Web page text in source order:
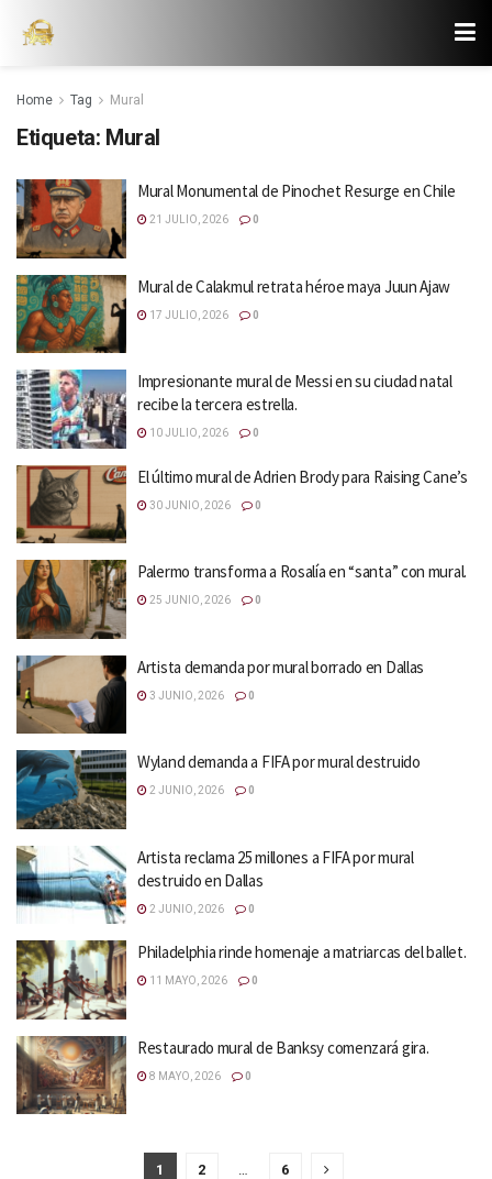
Home Tag Mural
Etiqueta: Mural
Mural Monumental de Pinochet Resurge en Chile
21 JULIO, 2026 0
Mural de Calakmul retrata héroe maya Juun Ajaw
17 JULIO, 2026 0
Impresionante mural de Messi en su ciudad natal
recibe la tercera estrella.
10 JULIO, 2026 0
El último mural de Adrien Brody para Raising Cane’s
30 JUNIO, 2026 0
Palermo transforma a Rosalía en “santa” con mural.
25 JUNIO, 2026 0
Artista demanda por mural borrado en Dallas
3 JUNIO, 2026 0
Wyland demanda a FIFA por mural destruido
2 JUNIO, 2026 0
Artista reclama 25 millones a FIFA por mural
destruido en Dallas
2 JUNIO, 2026 0
Philadelphia rinde homenaje a matriarcas del ballet.
11 MAYO, 2026 0
Restaurado mural de Banksy comenzará gira.
8 MAYO, 2026 0
1 2 … 6